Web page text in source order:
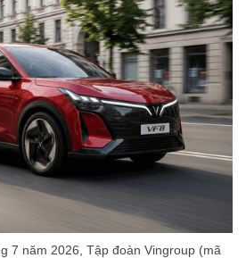
7 năm 2026, Tập đoàn Vingroup (mã